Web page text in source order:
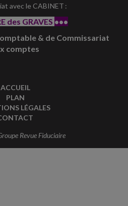
avec le CABINET :
des GRAVES •••
& de Commissariat
comptes
ACCUEIL
PLAN
LÉGALES
Revue Fiduciaire